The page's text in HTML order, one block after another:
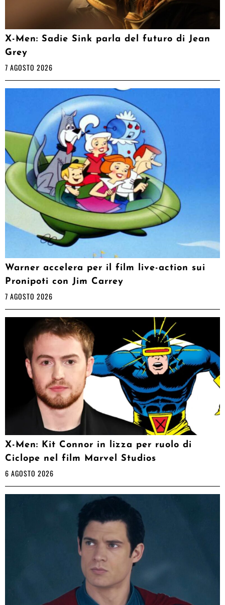
X-Men: Sadie Sink parla del futuro di Jean
Grey
7 AGOSTO 2026
Warner accelera per il film live-action sui
Pronipoti con Jim Carrey
7 AGOSTO 2026
X-Men: Kit Connor in lizza per ruolo di
Ciclope nel film Marvel Studios
6 AGOSTO 2026